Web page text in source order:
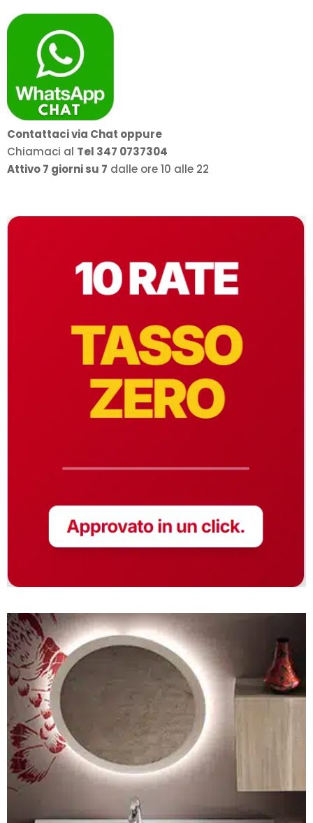
Contattaci via Chat oppure
Chiamaci al Tel 347 0737304
Attivo 7 giorni su 7 dalle ore 10 alle 22